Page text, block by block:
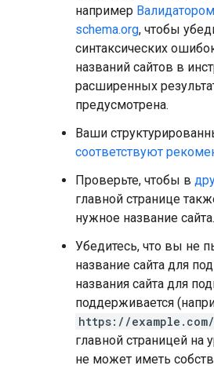
например
schema.org, чтобы
синтаксических
названий сайтов в
расширенных
предусмотрена.
Ваши
соответствуют
Проверьте, чтобы в
главной странице
нужное название сайта.
Убедитесь, что вы не
название сайта для
названия сайта для
поддерживается
https://example.com/
главной страницей на
не может иметь